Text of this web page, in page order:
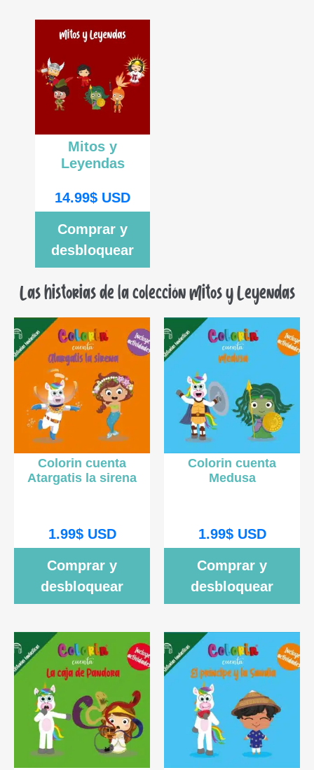
Mitos y
Leyendas
14.99$ USD
Comprar y
desbloquear
Las historias de la colección Mitos y Leyendas
Colorin cuenta
Atargatis la sirena
1.99$USD
Comprar y
desbloquear
Colorin cuenta
Medusa
1.99$USD
Comprar y
desbloquear